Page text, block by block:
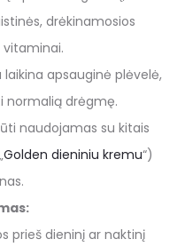
drėkinamosios
apsauginė plėvelė,
normalią drėgmę.
naudojamas su kitais
Golden dieniniu kremu“)
prieš dieninį ar naktinį